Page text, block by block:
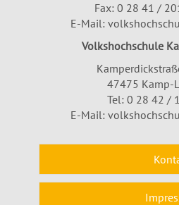
Fax: 0 28 41 /
E-Mail:
Volkshochschule
47475 Kamp-
Tel: 0 28 42 /
E-Mail: